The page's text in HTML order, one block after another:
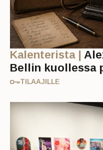
Kalenterista |
Bellin kuollessa
TILAAJILLE